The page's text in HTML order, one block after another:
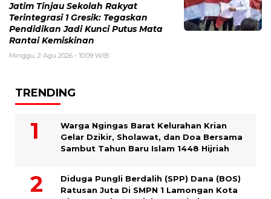
Jatim Tinjau Sekolah Rakyat
Terintegrasi 1 Gresik: Tegaskan
Pendidikan Jadi Kunci Putus Mata
Rantai Kemiskinan
Minggu, 2 Agu 2026 - 10:09 WIB
TRENDING
Warga Ngingas Barat Kelurahan Krian
Gelar Dzikir, Sholawat, dan Doa Bersama
Sambut Tahun Baru Islam 1448 Hijriah
Diduga Pungli Berdalih (SPP) Dana (BOS)
Ratusan Juta Di SMPN 1 Lamongan Kota